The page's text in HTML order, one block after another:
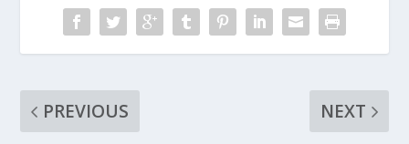
PREVIOUS
NEXT